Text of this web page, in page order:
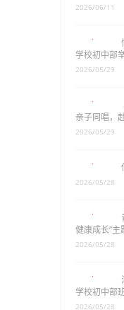
亲子同唱，
2026/05/29
健康成长”
学校初中部